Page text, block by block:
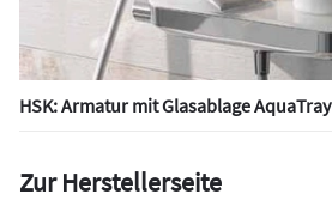
HSK: Armatur mit Glasablage AquaTray
Zur Herstellerseite